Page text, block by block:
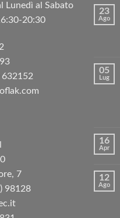
Lunedì al Sabato
20:30
7
98128
23
Ago
05
Lug
16
Apr
12
Ago